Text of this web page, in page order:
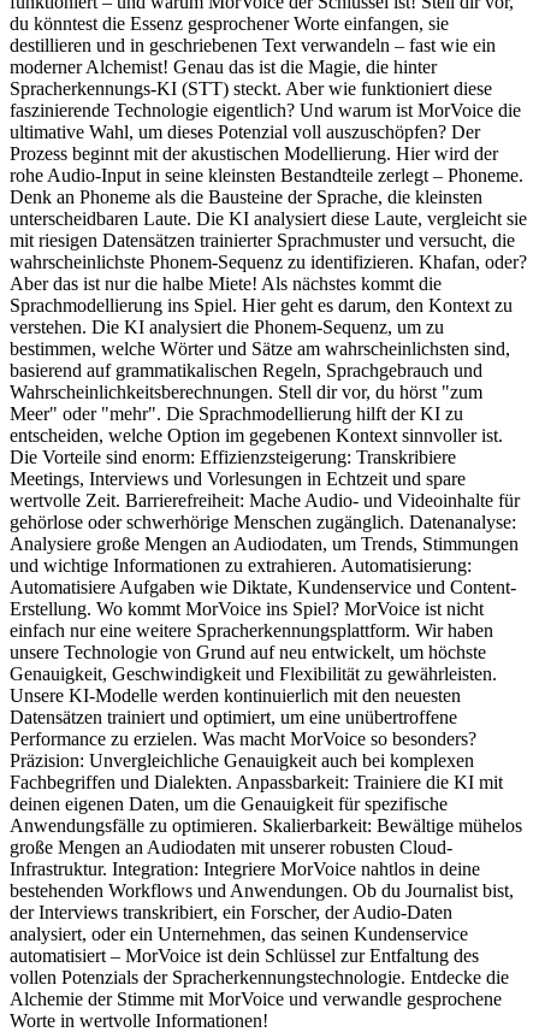
du könntest die Essenz gesprochener Worte einfangen, sie
destillieren und in geschriebenen Text verwandeln – fast wie ein
moderner Alchemist! Genau das ist die Magie, die hinter
Spracherkennungs-KI (STT) steckt. Aber wie funktioniert diese
faszinierende Technologie eigentlich? Und warum ist MorVoice die
ultimative Wahl, um dieses Potenzial voll auszuschöpfen? Der
Prozess beginnt mit der akustischen Modellierung. Hier wird der
rohe Audio-Input in seine kleinsten Bestandteile zerlegt – Phoneme.
Denk an Phoneme als die Bausteine der Sprache, die kleinsten
unterscheidbaren Laute. Die KI analysiert diese Laute, vergleicht sie
mit riesigen Datensätzen trainierter Sprachmuster und versucht, die
wahrscheinlichste Phonem-Sequenz zu identifizieren. Khafan, oder?
Aber das ist nur die halbe Miete! Als nächstes kommt die
Sprachmodellierung ins Spiel. Hier geht es darum, den Kontext zu
verstehen. Die KI analysiert die Phonem-Sequenz, um zu
bestimmen, welche Wörter und Sätze am wahrscheinlichsten sind,
basierend auf grammatikalischen Regeln, Sprachgebrauch und
Wahrscheinlichkeitsberechnungen. Stell dir vor, du hörst "zum
Meer" oder "mehr". Die Sprachmodellierung hilft der KI zu
entscheiden, welche Option im gegebenen Kontext sinnvoller ist.
Die Vorteile sind enorm: Effizienzsteigerung: Transkribiere
Meetings, Interviews und Vorlesungen in Echtzeit und spare
wertvolle Zeit. Barrierefreiheit: Mache Audio- und Videoinhalte für
gehörlose oder schwerhörige Menschen zugänglich. Datenanalyse:
Analysiere große Mengen an Audiodaten, um Trends, Stimmungen
und wichtige Informationen zu extrahieren. Automatisierung:
Automatisiere Aufgaben wie Diktate, Kundenservice und Content-
Erstellung. Wo kommt MorVoice ins Spiel? MorVoice ist nicht
einfach nur eine weitere Spracherkennungsplattform. Wir haben
unsere Technologie von Grund auf neu entwickelt, um höchste
Genauigkeit, Geschwindigkeit und Flexibilität zu gewährleisten.
Unsere KI-Modelle werden kontinuierlich mit den neuesten
Datensätzen trainiert und optimiert, um eine unübertroffene
Performance zu erzielen. Was macht MorVoice so besonders?
Präzision: Unvergleichliche Genauigkeit auch bei komplexen
Fachbegriffen und Dialekten. Anpassbarkeit: Trainiere die KI mit
deinen eigenen Daten, um die Genauigkeit für spezifische
Anwendungsfälle zu optimieren. Skalierbarkeit: Bewältige mühelos
große Mengen an Audiodaten mit unserer robusten Cloud-
Infrastruktur. Integration: Integriere MorVoice nahtlos in deine
bestehenden Workflows und Anwendungen. Ob du Journalist bist,
der Interviews transkribiert, ein Forscher, der Audio-Daten
analysiert, oder ein Unternehmen, das seinen Kundenservice
automatisiert – MorVoice ist dein Schlüssel zur Entfaltung des
vollen Potenzials der Spracherkennungstechnologie. Entdecke die
Alchemie der Stimme mit MorVoice und verwandle gesprochene
Worte in wertvolle Informationen!